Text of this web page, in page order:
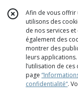
Afin de vous offrir
utilisons des
de nos services
également des
montrer des
leurs applications.
l’utilisation de
page
confidentialité“.